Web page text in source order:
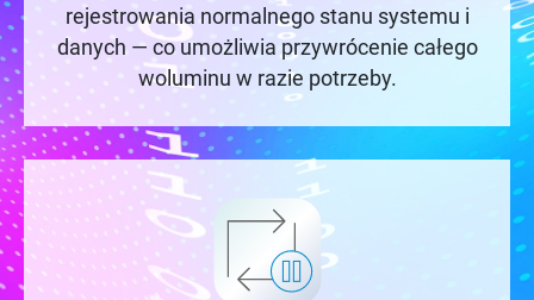
rejestrowania normalnego stanu systemu i
danych — co umożliwia przywrócenie całego
woluminu w razie potrzeby.